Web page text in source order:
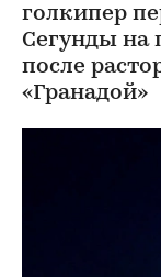
голкипер
Сегунды на
после
«Гранадой»